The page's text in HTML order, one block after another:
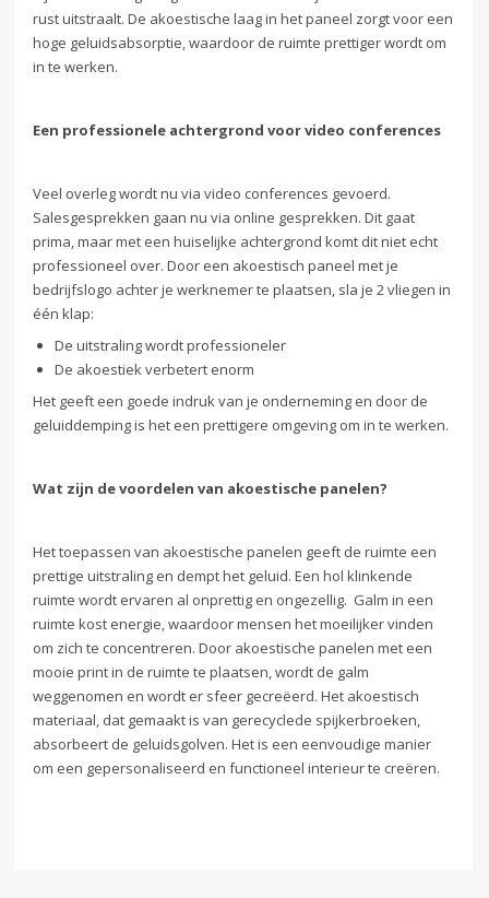
rust uitstraalt. De akoestische laag in het paneel zorgt voor een
hoge geluidsabsorptie, waardoor de ruimte prettiger wordt om
in te werken.
Een professionele achtergrond voor video conferences
Veel overleg wordt nu via video conferences gevoerd.
Salesgesprekken gaan nu via online gesprekken. Dit gaat
prima, maar met een huiselijke achtergrond komt dit niet echt
professioneel over. Door een akoestisch paneel met je
bedrijfslogo achter je werknemer te plaatsen, sla je 2 vliegen in
één klap:
De uitstraling wordt professioneler
De akoestiek verbetert enorm
Het geeft een goede indruk van je onderneming en door de
geluiddemping is het een prettigere omgeving om in te werken.
Wat zijn de voordelen van akoestische panelen?
Het toepassen van akoestische panelen geeft de ruimte een
prettige uitstraling en dempt het geluid. Een hol klinkende
ruimte wordt ervaren al onprettig en ongezellig. Galm in een
ruimte kost energie, waardoor mensen het moeilijker vinden
om zich te concentreren. Door akoestische panelen met een
mooie print in de ruimte te plaatsen, wordt de galm
weggenomen en wordt er sfeer gecreëerd. Het akoestisch
materiaal, dat gemaakt is van gerecyclede spijkerbroeken,
absorbeert de geluidsgolven. Het is een eenvoudige manier
om een gepersonaliseerd en functioneel interieur te creëren.